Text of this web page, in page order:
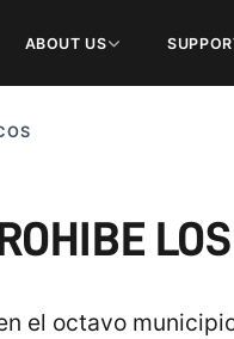
ABOUT US
el octavo